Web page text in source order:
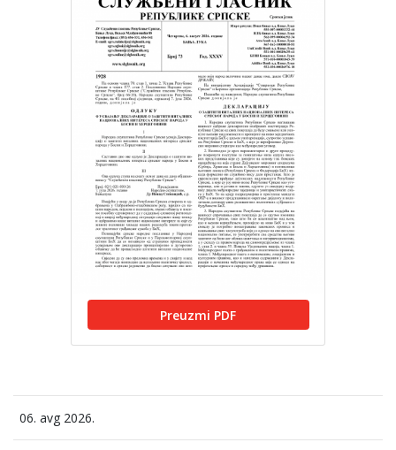
Preuzmi PDF
06. avg 2026.